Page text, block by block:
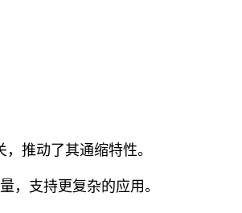
推动了其通缩特性。
，支持更复杂的应用。